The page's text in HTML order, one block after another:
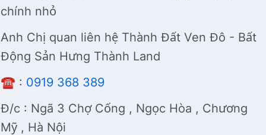
chính nhỏ
Anh Chị quan liên hệ Thành Đất Ven Đô - Bất
Động Sản Hưng Thành Land
☎️ : 0919 368 389
Đ/c : Ngã 3 Chợ Cống , Ngọc Hòa , Chương
Mỹ , Hà Nội